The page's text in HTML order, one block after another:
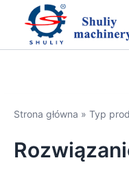
Strona główna » Typ